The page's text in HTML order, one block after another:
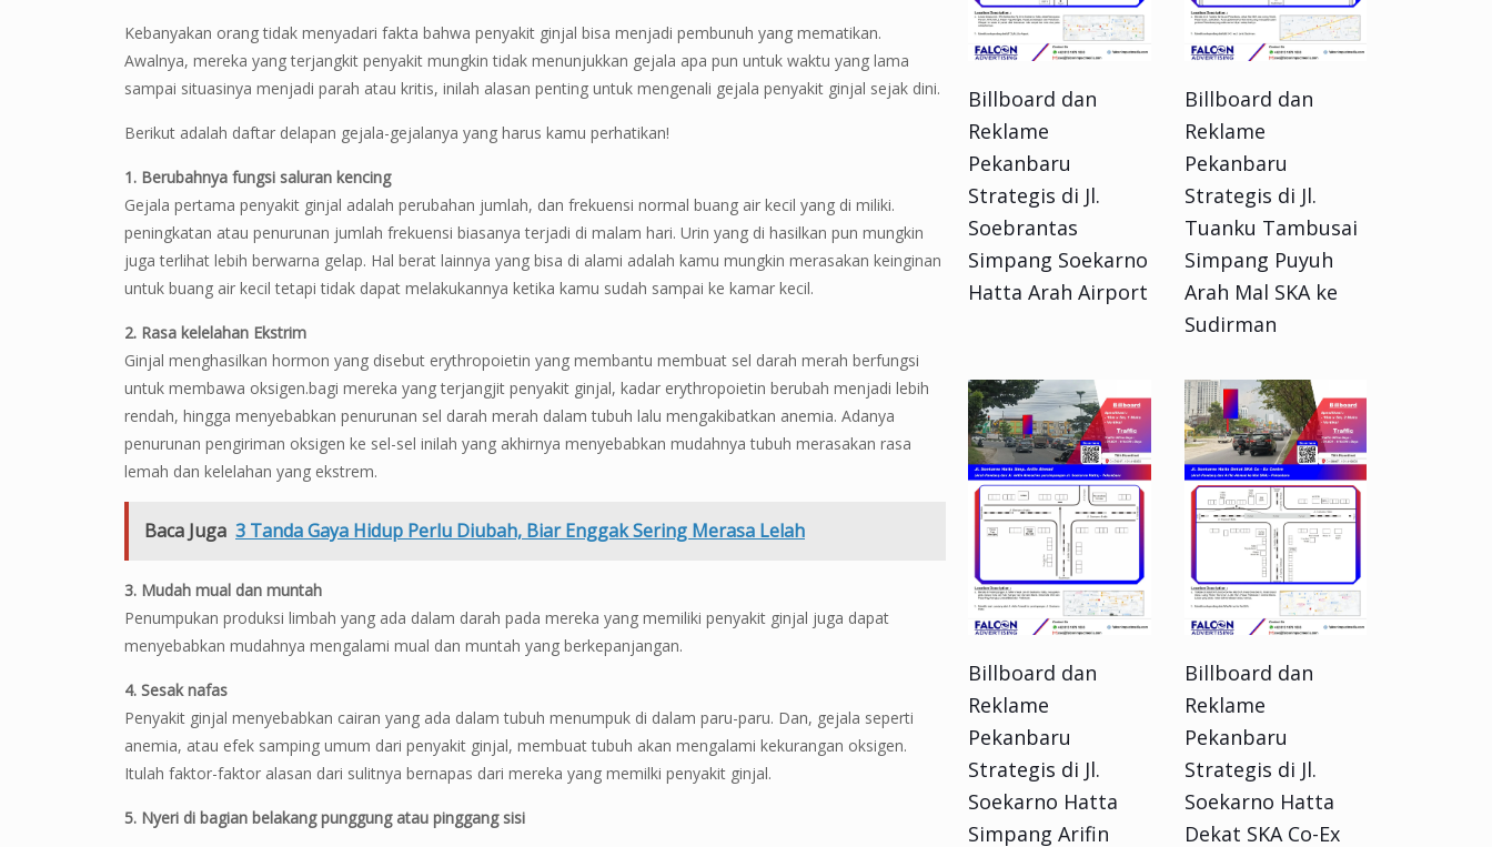
Kebanyakan orang tidak menyadari fakta bahwa penyakit ginjal bisa menjadi pembunuh yang mematikan.
Awalnya, mereka yang terjangkit penyakit mungkin tidak menunjukkan gejala apa pun untuk waktu yang lama
sampai situasinya menjadi parah atau kritis, inilah alasan penting untuk mengenali gejala penyakit ginjal sejak dini.
Berikut adalah daftar delapan gejala-gejalanya yang harus kamu perhatikan!
1. Berubahnya fungsi saluran kencing
Gejala pertama penyakit ginjal adalah perubahan jumlah, dan frekuensi normal buang air kecil yang di miliki.
peningkatan atau penurunan jumlah frekuensi biasanya terjadi di malam hari. Urin yang di hasilkan pun mungkin
juga terlihat lebih berwarna gelap. Hal berat lainnya yang bisa di alami adalah kamu mungkin merasakan keinginan
untuk buang air kecil tetapi tidak dapat melakukannya ketika kamu sudah sampai ke kamar kecil.
2. Rasa kelelahan Ekstrim
Ginjal menghasilkan hormon yang disebut erythropoietin yang membantu membuat sel darah merah berfungsi
untuk membawa oksigen.bagi mereka yang terjangjit penyakit ginjal, kadar erythropoietin berubah menjadi lebih
rendah, hingga menyebabkan penurunan sel darah merah dalam tubuh lalu mengakibatkan anemia. Adanya
penurunan pengiriman oksigen ke sel-sel inilah yang akhirnya menyebabkan mudahnya tubuh merasakan rasa
lemah dan kelelahan yang ekstrem.
Baca Juga 3 Tanda Gaya Hidup Perlu Diubah, Biar Enggak Sering Merasa Lelah
3. Mudah mual dan muntah
Penumpukan produksi limbah yang ada dalam darah pada mereka yang memiliki penyakit ginjal juga dapat
menyebabkan mudahnya mengalami mual dan muntah yang berkepanjangan.
4. Sesak nafas
Penyakit ginjal menyebabkan cairan yang ada dalam tubuh menumpuk di dalam paru-paru. Dan, gejala seperti
anemia, atau efek samping umum dari penyakit ginjal, membuat tubuh akan mengalami kekurangan oksigen.
Itulah faktor-faktor alasan dari sulitnya bernapas dari mereka yang memilki penyakit ginjal.
5. Nyeri di bagian belakang punggung atau pinggang sisi
Billboard dan
Reklame
Pekanbaru
Strategis di Jl.
Soebrantas
Simpang Soekarno
Hatta Arah Airport
Billboard dan
Reklame
Pekanbaru
Strategis di Jl.
Tuanku Tambusai
Simpang Puyuh
Arah Mal SKA ke
Sudirman
Billboard dan
Reklame
Pekanbaru
Strategis di Jl.
Soekarno Hatta
Simpang Arifin
Billboard dan
Reklame
Pekanbaru
Strategis di Jl.
Soekarno Hatta
Dekat SKA Co-Ex